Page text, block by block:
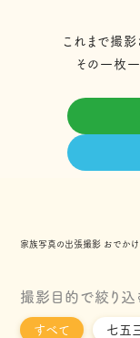
これまで撮影
その一枚一
家族写真の出張撮影 おでかけ
撮影目的で絞り込
すべて 七五